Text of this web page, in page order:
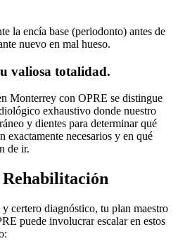
la encía base (periodonto) antes de
nuevo en mal hueso.
valiosa totalidad.
Monterrey con OPRE se distingue
exhaustivo donde nuestro
y dientes para determinar qué
exactamente necesarios y en qué
de ir.
Rehabilitación
certero diagnóstico, tu plan maestro
puede involucrar escalar en estos